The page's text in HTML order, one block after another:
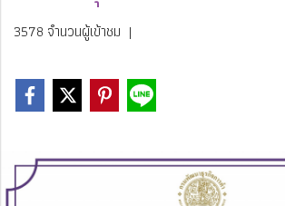
3578 จำนวนผู้เข้าชม |